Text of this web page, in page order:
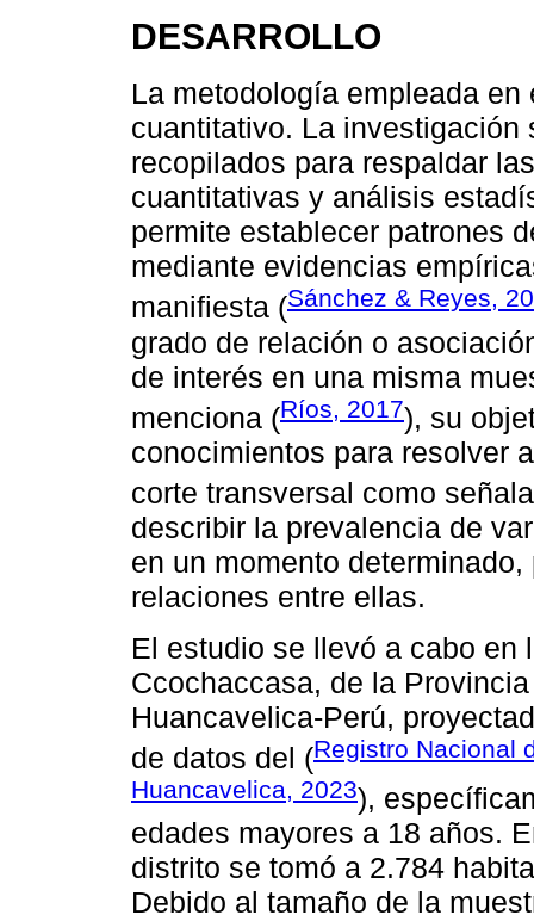
DESARROLLO
La metodología empleada
cuantitativo. La investigación
recopilados para respaldar
cuantitativas y análisis
permite establecer patrones
mediante evidencias
manifiesta (Sánchez & Reyes,
grado de relación o
de interés en una misma
menciona (Ríos, 2017), su
conocimientos para resolver
corte transversal como
describir la prevalencia de
en un momento
relaciones entre ellas.
El estudio se llevó a cabo en
Ccochaccasa, de la
Huancavelica-Perú,
de datos del (Registro Nacional
Huancavelica, 2023),
edades mayores a 18 años.
distrito se tomó a 2.784
Debido al tamaño de la